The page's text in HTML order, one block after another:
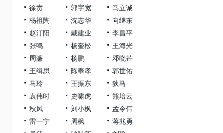
徐贲
郭宇宽
马立诚
杨祖陶
沈志华
向继东
赵汀阳
戴建业
李昌平
张鸣
杨奎松
王海光
周濂
杨鹏
邓晓芒
王缉思
陈奉孝
郭世佑
马玲
王振东
狄马
袁伟时
史啸虎
熊培云
秋风
刘小枫
孟令伟
雷一宁
周枫
蒋兆勇